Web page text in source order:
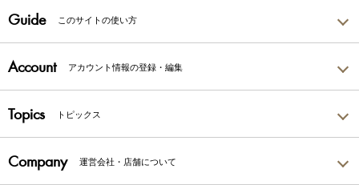
Guide このサイトの使い方
Account アカウント情報の登録・編集
Topics トピックス
Company 運営会社・店舗について